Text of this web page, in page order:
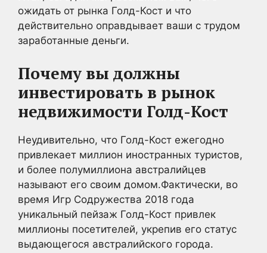
ожидать от рынка Голд-Кост и что
действительно оправдывает ваши с трудом
заработанные деньги.
Почему вы должны
инвестировать в рынок
недвижимости Голд-Кост
Неудивительно, что Голд-Кост ежегодно
привлекает миллион иностранных туристов,
и более полумиллиона австралийцев
называют его своим домом.Фактически, во
время Игр Содружества 2018 года
уникальный пейзаж Голд-Кост привлек
миллионы посетителей, укрепив его статус
выдающегося австралийского города.